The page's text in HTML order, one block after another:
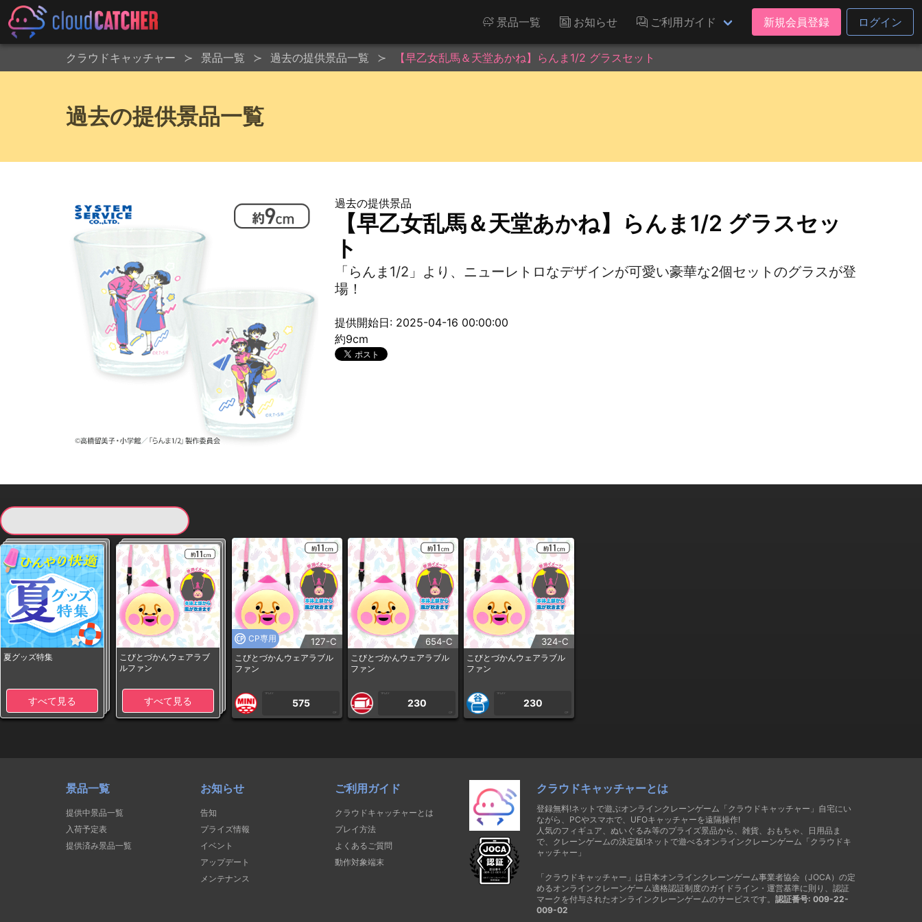
景品一覧 お知らせ ご利用ガイド 新規会員登録 ログイン
クラウドキャッチャー 景品一覧 過去の提供景品一覧 【早乙女乱馬＆天堂あかね】らんま1/2 グラスセット
過去の提供景品一覧
過去の提供景品
【早乙女乱馬＆天堂あかね】らんま1/2 グラスセッ
ト
「らんま1/2」より、ニューレトロなデザインが可愛い豪華な2個セットのグラスが登
場！
提供開始日: 2025-04-16 00:00:00
約9cm
夏グッズ特集
すべて見る
こびとづかんウェアラブ
ルファン
すべて見る
CP専用 127-C
こびとづかんウェアラブル
ファン
1PLAY
575
CP
654-C
こびとづかんウェアラブル
ファン
1PLAY
230
CP
324-C
こびとづかんウェアラブル
ファン
1PLAY
230
CP
景品一覧
提供中景品一覧
入荷予定表
提供済み景品一覧
お知らせ
告知
プライズ情報
イベント
アップデート
メンテナンス
ご利用ガイド
クラウドキャッチャーとは
プレイ方法
よくあるご質問
動作対象端末
クラウドキャッチャーとは
登録無料!ネットで遊ぶオンラインクレーンゲーム「クラウドキャッチャー」自宅にい
ながら、PCやスマホで、UFOキャッチャーを遠隔操作!
人気のフィギュア、ぬいぐるみ等のプライズ景品から、雑貨、おもちゃ、日用品ま
で、クレーンゲームの決定版!ネットで遊べるオンラインクレーンゲーム「クラウドキ
ャッチャー」
「クラウドキャッチャー」は日本オンラインクレーンゲーム事業者協会（JOCA）の定
めるオンラインクレーンゲーム適格認証制度のガイドライン・運営基準に則り、認証
マークを付与されたオンラインクレーンゲームのサービスです。 認証番号: 009-22-
009-02